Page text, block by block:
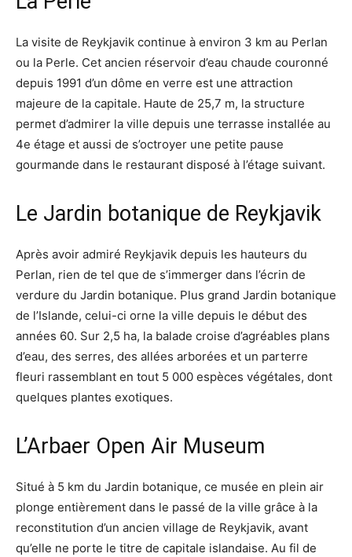
La visite de Reykjavik continue à environ 3 km au Perlan
ou la Perle. Cet ancien réservoir d’eau chaude couronné
depuis 1991 d’un dôme en verre est une attraction
majeure de la capitale. Haute de 25,7 m, la structure
permet d’admirer la ville depuis une terrasse installée au
4e étage et aussi de s’octroyer une petite pause
gourmande dans le restaurant disposé à l’étage suivant.
Le Jardin botanique de Reykjavik
Après avoir admiré Reykjavik depuis les hauteurs du
Perlan, rien de tel que de s’immerger dans l’écrin de
verdure du Jardin botanique. Plus grand Jardin botanique
de l’Islande, celui-ci orne la ville depuis le début des
années 60. Sur 2,5 ha, la balade croise d’agréables plans
d’eau, des serres, des allées arborées et un parterre
fleuri rassemblant en tout 5 000 espèces végétales, dont
quelques plantes exotiques.
L’Arbaer Open Air Museum
Situé à 5 km du Jardin botanique, ce musée en plein air
plonge entièrement dans le passé de la ville grâce à la
reconstitution d’un ancien village de Reykjavik, avant
qu’elle ne porte le titre de capitale islandaise. Au fil de